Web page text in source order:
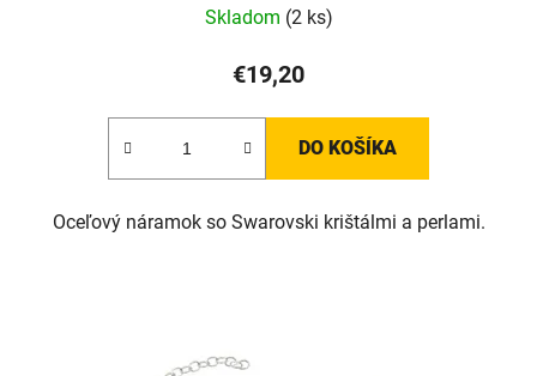
Skladom (2 ks)
€19,20
DO KOŠÍKA
Oceľový náramok so Swarovski krištálmi a perlami.